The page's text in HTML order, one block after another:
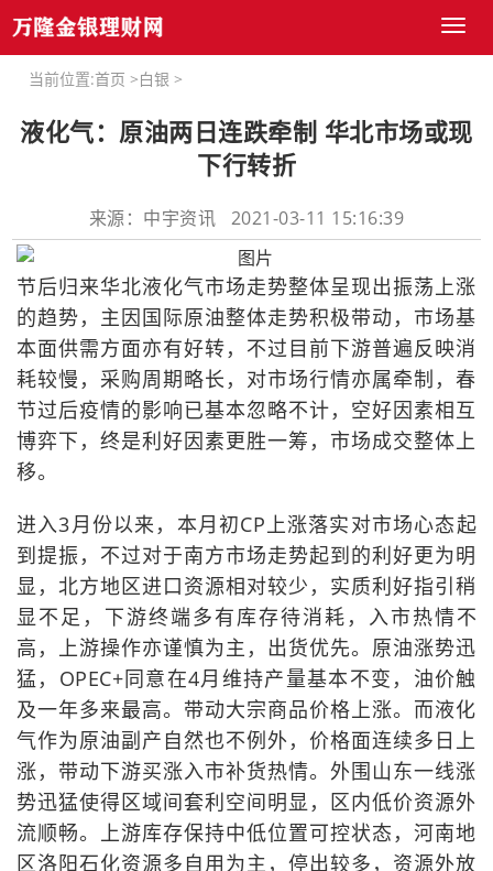
Toggle
当前位置:首页 >白银 >
液化气：原油两日连跌牵制 华北市场或现
下行转折
来源：中宇资讯 2021-03-11 15:16:39
节后归来华北液化气市场走势整体呈现出振荡上涨
的趋势，主因国际原油整体走势积极带动，市场基
本面供需方面亦有好转，不过目前下游普遍反映消
耗较慢，采购周期略长，对市场行情亦属牵制，春
节过后疫情的影响已基本忽略不计，空好因素相互
博弈下，终是利好因素更胜一筹，市场成交整体上
移。
进入3月份以来，本月初CP上涨落实对市场心态起
到提振，不过对于南方市场走势起到的利好更为明
显，北方地区进口资源相对较少，实质利好指引稍
显不足，下游终端多有库存待消耗，入市热情不
高，上游操作亦谨慎为主，出货优先。原油涨势迅
猛，OPEC+同意在4月维持产量基本不变，油价触
及一年多来最高。带动大宗商品价格上涨。而液化
气作为原油副产自然也不例外，价格面连续多日上
涨，带动下游买涨入市补货热情。外围山东一线涨
势迅猛使得区域间套利空间明显，区内低价资源外
流顺畅。上游库存保持中低位置可控状态，河南地
区洛阳石化资源多自用为主，停出较多，资源外放